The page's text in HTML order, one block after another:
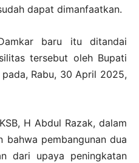
dapat dimanfaatkan.
baru itu ditandai
tersebut oleh Bupati
Rabu, 30 April 2025,
H Abdul Razak, dalam
bahwa pembangunan dua
dari upaya peningkatan